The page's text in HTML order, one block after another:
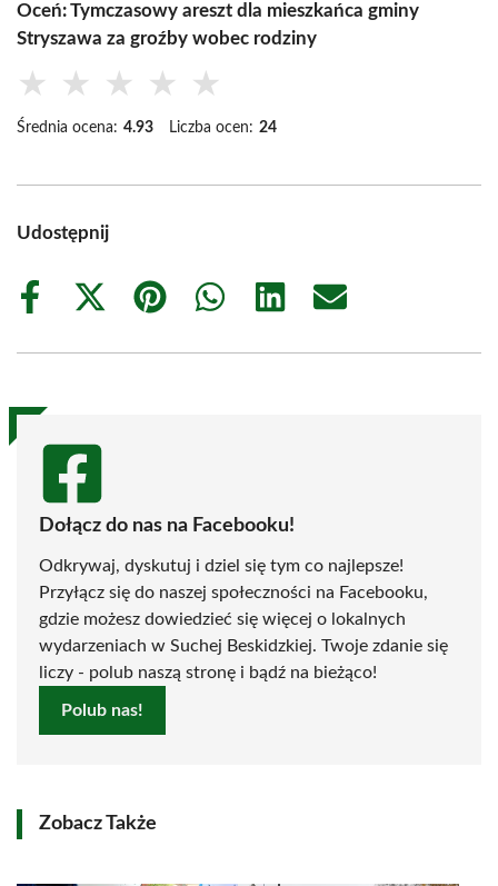
Oceń: Tymczasowy areszt dla mieszkańca gminy
Stryszawa za groźby wobec rodziny
★ ★ ★ ★ ★
Średnia ocena: 4.93 Liczba ocen: 24
Udostępnij
Share
Share
(Twitter)
Share
Share
Share
Share
Dołącz do nas na Facebooku!
Odkrywaj, dyskutuj i dziel się tym co najlepsze!
Przyłącz się do naszej społeczności na Facebooku,
gdzie możesz dowiedzieć się więcej o lokalnych
wydarzeniach w Suchej Beskidzkiej. Twoje zdanie się
liczy - polub naszą stronę i bądź na bieżąco!
Polub nas!
Zobacz Także